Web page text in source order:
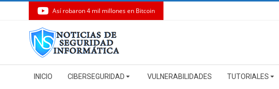
Así robaron 4 mil millones en Bitcoin
Navigation
INICIO CIBERSEGURIDAD VULNERABILIDADES TUTORIALES